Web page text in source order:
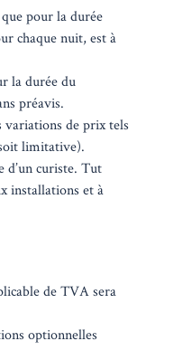
pour la durée
chaque nuit, est à
la durée du
préavis.
variations de prix tels
limitative).
d’un curiste. Tut
installations et à
de TVA sera
optionnelles